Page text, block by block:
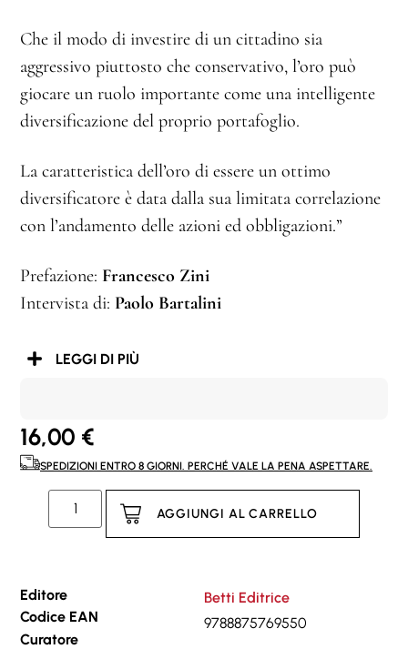
Che il modo di investire di un cittadino sia
aggressivo piuttosto che conservativo, l’oro può
giocare un ruolo importante come una intelligente
diversificazione del proprio portafoglio.
La caratteristica dell’oro di essere un ottimo
diversificatore è data dalla sua limitata correlazione
con l’andamento delle azioni ed obbligazioni.”
Prefazione: Francesco Zini
Intervista di: Paolo Bartalini
LEGGI DI PIÙ
16,00 €
SPEDIZIONI ENTRO 8 GIORNI. PERCHÉ VALE LA PENA ASPETTARE.
AGGIUNGI AL CARRELLO
Editore
Betti Editrice
Codice EAN
9788875769550
Curatore